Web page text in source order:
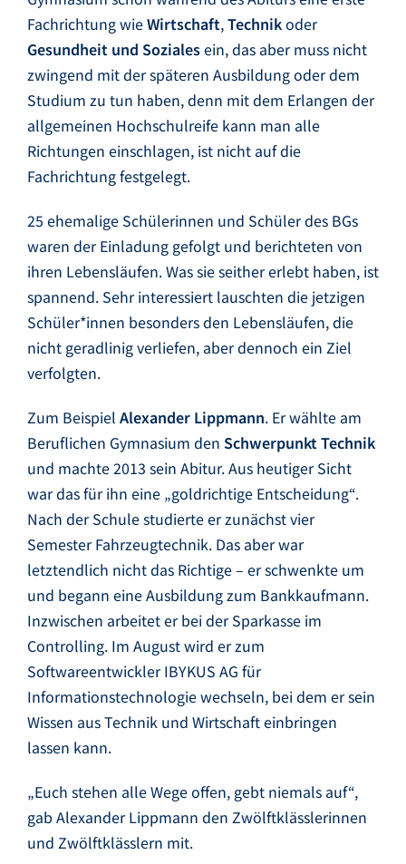
Fachrichtung wieWirtschaft,Technikoder
Gesundheit und Sozialesein, das aber muss nicht
zwingend mit der späteren Ausbildung oder dem
Studium zu tun haben, denn mit dem Erlangen der
allgemeinen Hochschulreife kann man alle
Richtungen einschlagen, ist nicht auf die
Fachrichtung festgelegt.
25 ehemalige Schülerinnen und Schüler des BGs
waren der Einladung gefolgt und berichteten von
ihren Lebensläufen. Was sie seither erlebt haben, ist
spannend. Sehr interessiert lauschten die jetzigen
Schüler*innen besonders den Lebensläufen, die
nicht geradlinig verliefen, aber dennoch ein Ziel
verfolgten.
Zum Beispiel Alexander Lippmann. Er wählte am
Beruflichen Gymnasium den Schwerpunkt Technik
und machte 2013 sein Abitur. Aus heutiger Sicht
war das für ihn eine „goldrichtige Entscheidung“.
Nach der Schule studierte er zunächst vier
Semester Fahrzeugtechnik. Das aber war
letztendlich nicht das Richtige – er schwenkte um
und begann eine Ausbildung zum Bankkaufmann.
Inzwischen arbeitet er bei der Sparkasse im
Controlling. Im August wird er zum
Softwareentwickler IBYKUS AG für
Informationstechnologie wechseln, bei dem er sein
Wissen aus Technik und Wirtschaft einbringen
lassen kann.
„Euch stehen alle Wege offen, gebt niemals auf“,
gab Alexander Lippmann den Zwölftklässlerinnen
und Zwölftklässlern mit.